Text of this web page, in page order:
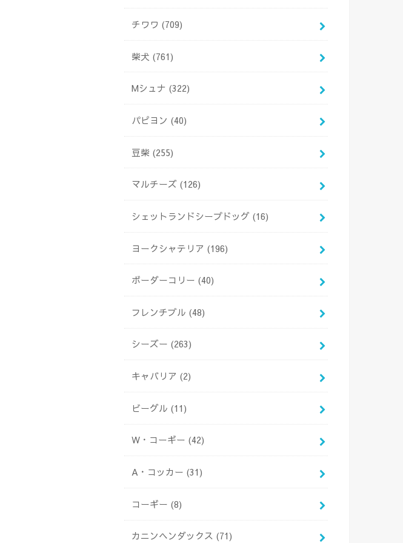
チワワ (709)
柴犬 (761)
Mシュナ (322)
パピヨン (40)
豆柴 (255)
マルチーズ (126)
シェットランドシープドッグ (16)
ヨークシャテリア (196)
ボーダーコリー (40)
フレンチブル (48)
シーズー (263)
キャバリア (2)
ビーグル (11)
W・コーギー (42)
A・コッカー (31)
コーギー (8)
カニンヘンダックス (71)